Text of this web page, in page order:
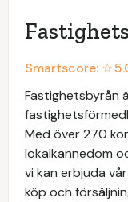
Smartscore: ☆
Fastighetsbyrån
Med över 270
lokalkännedom
vi kan erbjuda
köp och